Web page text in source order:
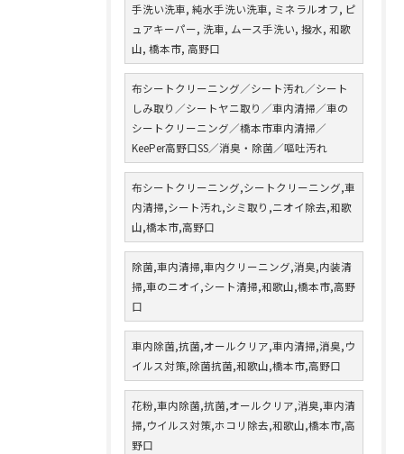
手洗い洗車, 純水手洗い洗車, ミネラルオフ, ピ
ュアキーパー, 洗車, ムース手洗い, 撥水, 和歌
山, 橋本市, 高野口
布シートクリーニング／シート汚れ／シート
しみ取り／シートヤニ取り／車内清掃／車の
シートクリーニング／橋本市車内清掃／
KeePer高野口SS／消臭・除菌／嘔吐汚れ
布シートクリーニング,シートクリーニング,車
内清掃,シート汚れ,シミ取り,ニオイ除去,和歌
山,橋本市,高野口
除菌,車内清掃,車内クリーニング,消臭,内装清
掃,車のニオイ,シート清掃,和歌山,橋本市,高野
口
車内除菌,抗菌,オールクリア,車内清掃,消臭,ウ
イルス対策,除菌抗菌,和歌山,橋本市,高野口
花粉,車内除菌,抗菌,オールクリア,消臭,車内清
掃,ウイルス対策,ホコリ除去,和歌山,橋本市,高
野口